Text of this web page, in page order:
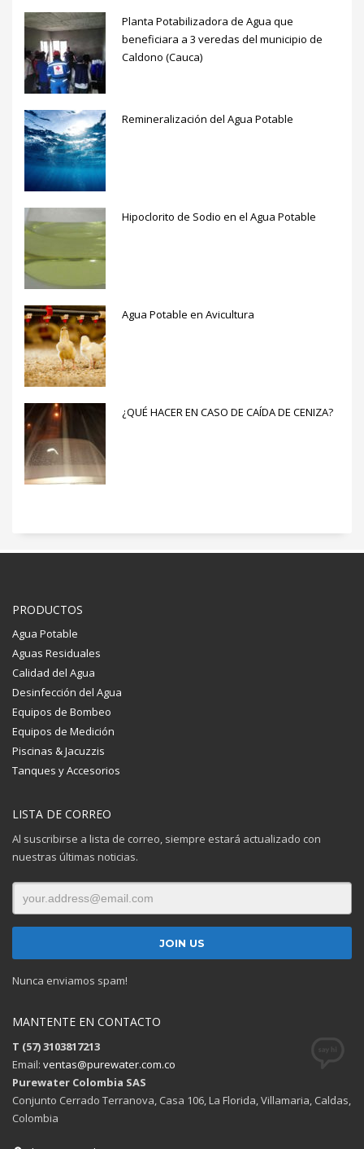
Planta Potabilizadora de Agua que
beneficiara a 3 veredas del municipio de
Caldono (Cauca)
Remineralización del Agua Potable
Hipoclorito de Sodio en el Agua Potable
Agua Potable en Avicultura
¿QUÉ HACER EN CASO DE CAÍDA DE CENIZA?
PRODUCTOS
Agua Potable
Aguas Residuales
Calidad del Agua
Desinfección del Agua
Equipos de Bombeo
Equipos de Medición
Piscinas & Jacuzzis
Tanques y Accesorios
LISTA DE CORREO
Al suscribirse a lista de correo, siempre estará actualizado con
nuestras últimas noticias.
Nunca enviamos spam!
MANTENTE EN CONTACTO
T (57) 3103817213
Email: ventas@purewater.com.co
Purewater Colombia SAS
Conjunto Cerrado Terranova, Casa 106, La Florida, Villamaria, Caldas,
Colombia